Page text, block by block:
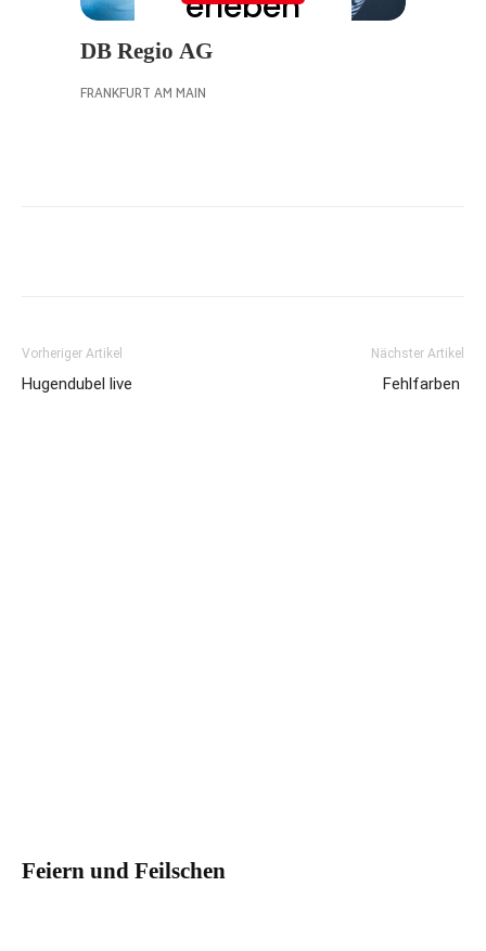
Vorheriger Artikel
Hugendubel live
Nächster Artikel
Fehlfarben
Feiern und Feilschen